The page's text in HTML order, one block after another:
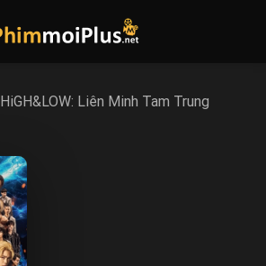
HiGH&LOW: Liên Minh Tam Trung